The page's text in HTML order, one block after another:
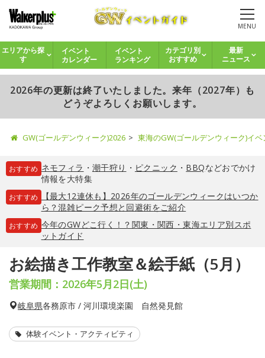
MENU
エリアから探
す
イベント
カレンダー
イベント
ランキング
カテゴリ別
おすすめ
最新
ニュース
2026年の更新は終了いたしました。来年（2027年）も
どうぞよろしくお願いします。
GW(ゴールデンウィーク)2026 東海のGW(ゴールデンウィーク)イ
おすすめ ネモフィラ ・ 潮干狩り ・ ピクニック ・ BBQなどおでかけ
情報を大特集
おすすめ
【最大12連休も】2026年のゴールデンウィークはいつか
ら？混雑ピーク予想と回避術をご紹介
おすすめ 今年のGWどこ行く！？関東・関西・東海エリア別スポ
ットガイド
お絵描き工作教室＆絵手紙（5月）
営業期間：2026年5月2日(土)
岐阜県各務原市 / 河川環境楽園 自然発見館
体験イベント・アクティビティ